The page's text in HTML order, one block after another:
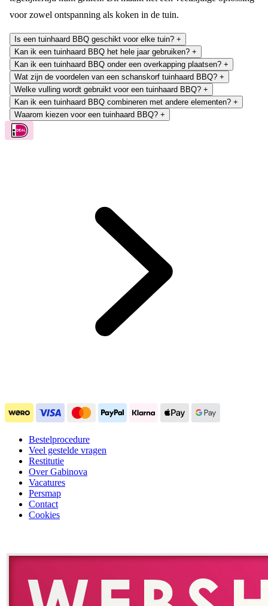
voor zowel ontspanning als koken in de tuin.
Is een tuinhaard BBQ geschikt voor elke tuin? +
Kan ik een tuinhaard BBQ het hele jaar gebruiken? +
Kan ik een tuinhaard BBQ onder een overkapping plaatsen? +
Wat zijn de voordelen van een schanskorf tuinhaard BBQ? +
Welke vulling wordt gebruikt voor een tuinhaard BBQ? +
Kan ik een tuinhaard BBQ combineren met andere elementen? +
Waarom kiezen voor een tuinhaard BBQ? +
Bestelprocedure
Veel gestelde vragen
Restitutie
Over Gabinova
Vacatures
Persmap
Contact
Cookies